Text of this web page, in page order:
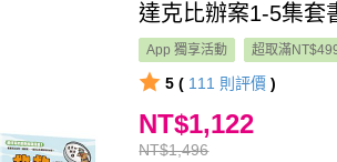
達克比辦案1-5集套
App 獨享活動 超取滿
5 ( 111 則評價 )
NT$1,496
NT$1,122